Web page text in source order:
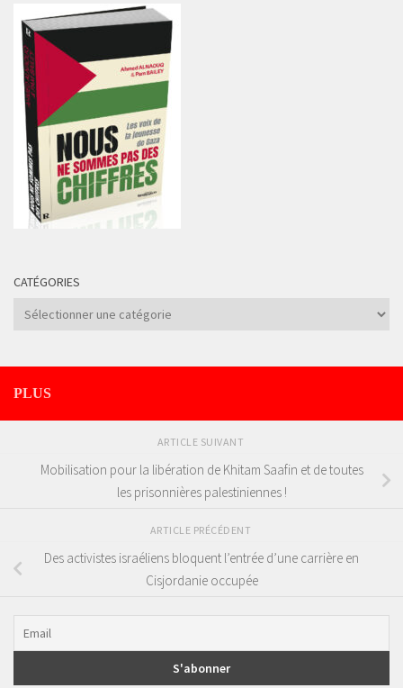
CATÉGORIES
Catégories
PLUS
ARTICLE SUIVANT
Mobilisation pour la libération de Khitam Saafin et de toutes
les prisonnières palestiniennes !
ARTICLE PRÉCÉDENT
Des activistes israéliens bloquent l’entrée d’une carrière en
Cisjordanie occupée